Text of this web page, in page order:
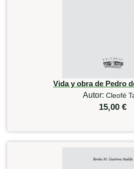
Vida y obra de Pedro
Autor: Cleofé
15,00 €